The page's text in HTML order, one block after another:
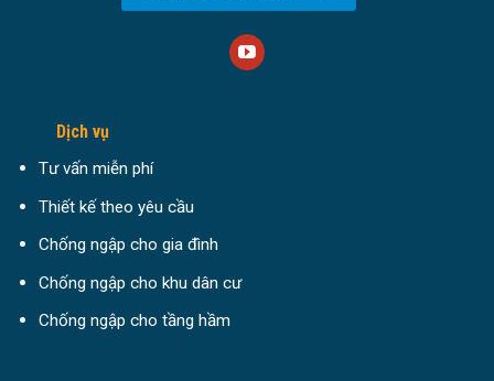
Dịch vụ
Tư vấn miễn phí
Thiết kế theo yêu cầu
Chống ngập cho gia đình
Chống ngập cho khu dân cư
Chống ngập cho tầng hầm